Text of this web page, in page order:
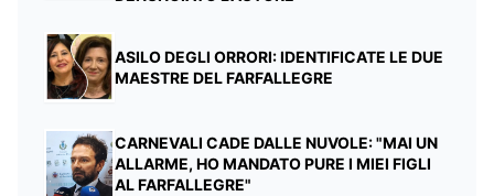
ASILO DEGLI ORRORI: IDENTIFICATE LE DUE
MAESTRE DEL FARFALLEGRE
CARNEVALI CADE DALLE NUVOLE: "MAI UN
ALLARME, HO MANDATO PURE I MIEI FIGLI
AL FARFALLEGRE"